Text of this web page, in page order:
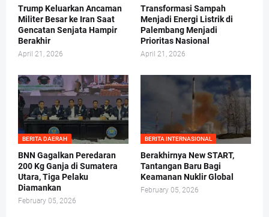
Trump Keluarkan Ancaman
Militer Besar ke Iran Saat
Gencatan Senjata Hampir
Berakhir
April 21, 2026
Transformasi Sampah
Menjadi Energi Listrik di
Palembang Menjadi
Prioritas Nasional
April 21, 2026
BERITA DAERAH
BNN Gagalkan Peredaran
200 Kg Ganja di Sumatera
Utara, Tiga Pelaku
Diamankan
February 05, 2026
BERITA INTERNASIONAL
Berakhirnya New START,
Tantangan Baru Bagi
Keamanan Nuklir Global
February 05, 2026